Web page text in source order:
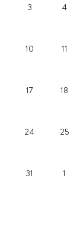
3 4
10 11
17 18
24 25
31 1